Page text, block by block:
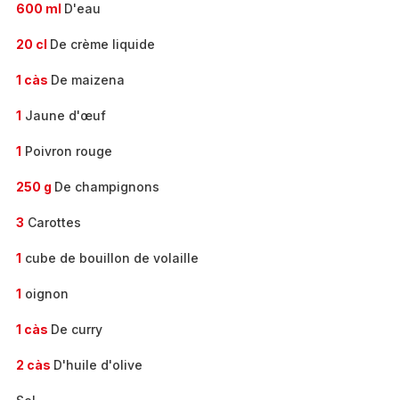
600 ml D'eau
20 cl De crème liquide
1 càs De maizena
1 Jaune d'œuf
1 Poivron rouge
250 g De champignons
3 Carottes
1 cube de bouillon de volaille
1 oignon
1 càs De curry
2 càs D'huile d'olive